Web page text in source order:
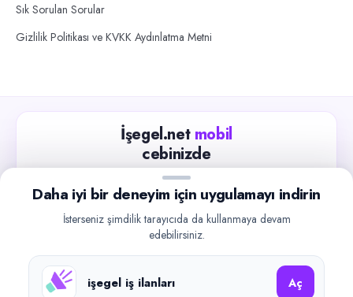
Sık Sorulan Sorular
Gizlilik Politikası ve KVKK Aydınlatma Metni
İşegel.net mobil
cebinizde
Güncel iş ilanlarını takip edin, işverenlerle hızlıca
iletişime geçin.
Google Play
Daha iyi bir deneyim için uygulamayı indirin
İsterseniz şimdilik tarayıcıda da kullanmaya devam
edebilirsiniz.
işegel iş ilanları Aç